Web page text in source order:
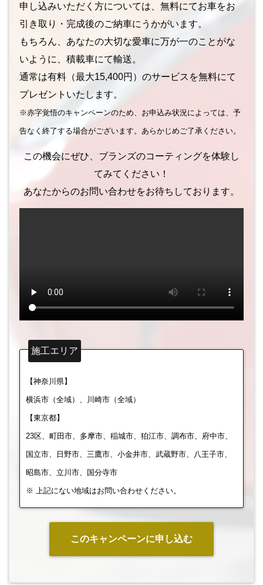
申し込みいただく方については、無料にてお車をお
引き取り・完成後のご納車にうかがいます。
もちろん、あなたの大切な愛車に万が一のことがな
いように、積載車にて輸送。
通常は有料（最大15,400円）のサービスを無料にて
プレゼントいたします。
※赤字覚悟のキャンペーンのため、お申込み状況によっては、予
告なく終了する場合がございます。あらかじめご了承ください。
この機会にぜひ、ブランズのコーティングを体験し
てみてください！
あなたからのお問い合わせをお待ちしております。
施工エリア
【神奈川県】
横浜市（全域）、川崎市（全域）
【東京都】
23区、町田市、多摩市、稲城市、狛江市、調布市、府中市、
国立市、日野市、三鷹市、小金井市、武蔵野市、八王子市、
昭島市、立川市、国分寺市
※ 上記にない地域はお問い合わせください。
このキャンペーンに申し込む